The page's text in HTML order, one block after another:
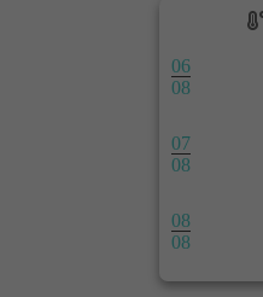
06
08
07
08
08
08